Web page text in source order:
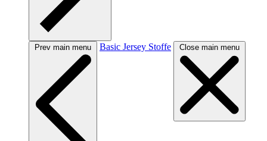
Prev main menu Basic Jersey Stoffe Close main menu